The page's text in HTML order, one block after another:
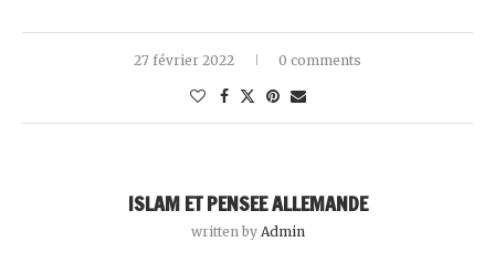
27 février 2022 0 comments
ISLAM ET PENSEE ALLEMANDE
written by Admin